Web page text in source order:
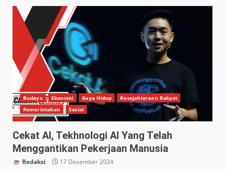
Budaya Ekonomi Gaya Hidup
Kesejahteraan Rakyat
Pemerintahan
Sosial
Cekat AI, Tekhnologi AI Yang Telah
Menggantikan Pekerjaan Manusia
Redaksi 17 Desember 2024